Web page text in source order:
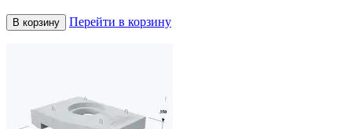
В корзину Перейти в корзину